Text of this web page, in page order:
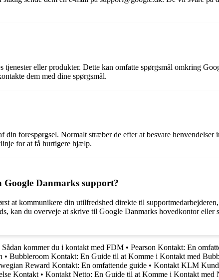
eller produkter. Dette kan omfatte spørgsmål omkring
dem med dine spørgsmål.
forespørgsel. Normalt stræber de efter at besvare
for at få hurtigere hjælp.
Google Danmarks support?
at kommunikere din utilfredshed direkte til
kan du overveje at skrive til Google Danmarks hovedkontor eller
kommer du i kontakt med FDM • Pearson Kontakt: En
• Bubbleroom Kontakt: En Guide til at Komme i Kontakt med
Reward Kontakt: En omfattende guide • Kontakt KLM
Kontakt • Kontakt Netto: En Guide til at Komme i Kontakt med